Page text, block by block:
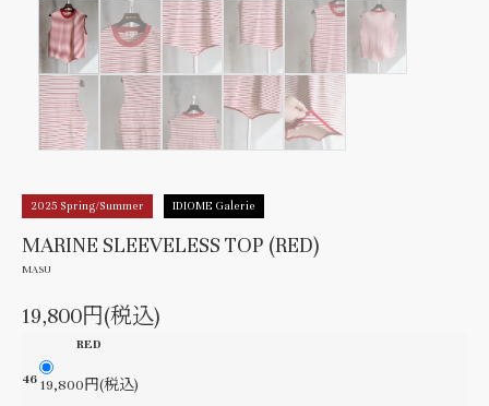
2025 Spring/Summer IDIOME Galerie
MARINE SLEEVELESS TOP (RED)
MASU
19,800円(税込)
RED
46 19,800円(税込)